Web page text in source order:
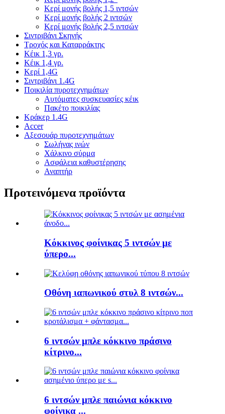
Κερί μονής βολής 1,5 ιντσών
Κερί μονής βολής 2 ιντσών
Κερί μονής βολής 2,5 ιντσών
Σιντριβάνι Σκηνής
Τροχός και Καταρράκτης
Κέικ 1,3 γρ.
Κέικ 1,4 γρ.
Κερί 1,4G
Σιντριβάνι 1.4G
Ποικιλία πυροτεχνημάτων
Αυτόματες συσκευασίες κέικ
Πακέτο ποικιλίας
Κράκερ 1.4G
Accer
Αξεσουάρ πυροτεχνημάτων
Σωλήνας ινών
Χάλκινο σύρμα
Ασφάλεια καθυστέρησης
Αναπτήρ
Προτεινόμενα προϊόντα
Κόκκινος φοίνικας 5 ιντσών με
ύπερο...
Οθόνη ιαπωνικού στυλ 8 ιντσών...
6 ιντσών μπλε κόκκινο πράσινο
κίτρινο...
6 ιντσών μπλε παιώνια κόκκινο
φοίνικα ...